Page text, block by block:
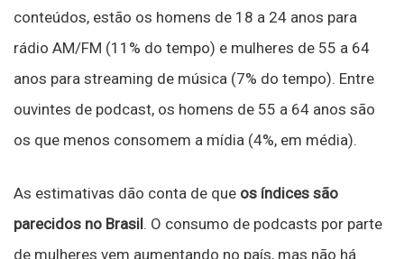
conteúdos, estão os homens de 18 a 24 anos para
rádio AM/FM (11% do tempo) e mulheres de 55 a 64
anos para streaming de música (7% do tempo). Entre
ouvintes de podcast, os homens de 55 a 64 anos são
os que menos consomem a mídia (4%, em média).
As estimativas dão conta de que os índices são
parecidos no Brasil. O consumo de podcasts por parte
de mulheres vem aumentando no país, mas não há